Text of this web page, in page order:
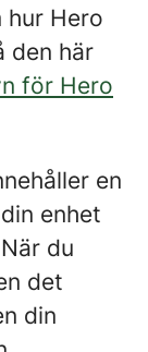
hur Hero
den här
för Hero
en
enhet
du
det
din